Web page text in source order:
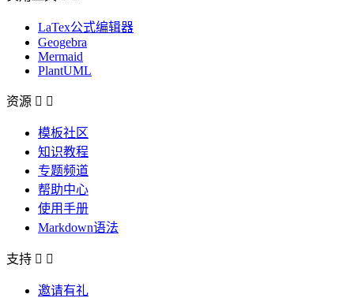
LaTex公式编辑器
Geogebra
Mermaid
PlantUML
资源  
模板社区
知识教程
专题频道
帮助中心
使用手册
Markdown语法
支持  
邀请有礼